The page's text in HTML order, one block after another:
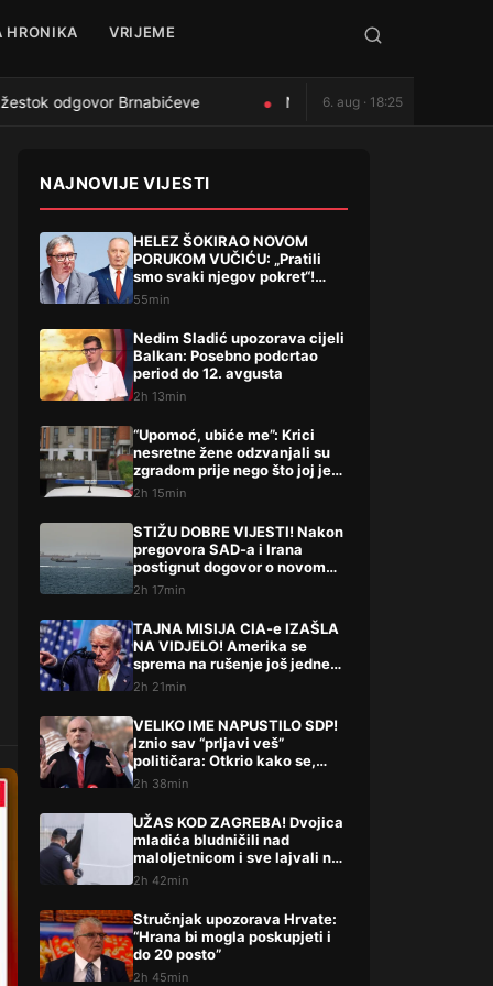
HRONIKA VRIJEME
odgovor Brnabićeve Nedim Sladić upozorava
6. aug · 18:25
NAJNOVIJE VIJESTI
HELEZ ŠOKIRAO NOVOM
PORUKOM VUČIĆU: „Pratili
smo svaki njegov pokret“!
Pominjao i hapšenje, stigao
55min
Nedim Sladić upozorava cijeli
Balkan: Posebno podcrtao
period do 12. avgusta
2h 13min
“Upomoć, ubiće me”: Krici
nesretne žene odzvanjali su
zgradom prije nego što joj je
život oduzeo sin
2h 15min
STIŽU DOBRE VIJESTI! Nakon
pregovora SAD-a i Irana
postignut dogovor o novom
potezu
2h 17min
TAJNA MISIJA CIA-e IZAŠLA
NA VIDJELO! Amerika se
sprema na rušenje još jedne
države
2h 21min
VELIKO IME NAPUSTILO SDP!
Iznio sav “prljavi veš”
političara: Otkrio kako se,
kako tvrdi, radi iza leđa
2h 38min
UŽAS KOD ZAGREBA! Dvojica
mladića bludničili nad
maloljetnicom i sve lajvali na
netu: “Stari te gleda u lajvu”
2h 42min
Stručnjak upozorava Hrvate:
“Hrana bi mogla poskupjeti i
do 20 posto”
2h 45min